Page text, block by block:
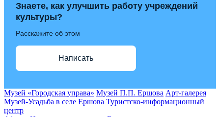
Знаете, как улучшить работу учреждений
культуры?
Расскажите об этом
Написать
Музей «Городская управа» Музей П.П. Ершова Арт-галерея
Музей-Усадьба в селе Ершова Туристско-информационный
центр